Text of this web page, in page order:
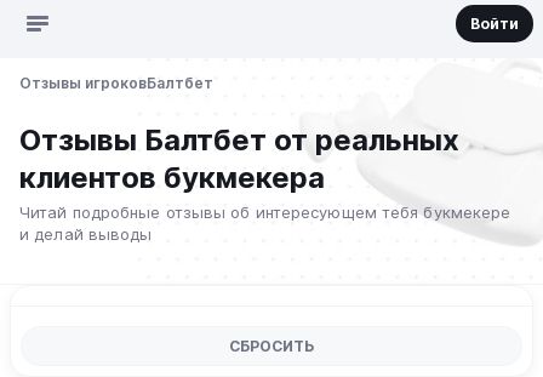
Войти
Отзывы игроковБалтбет
Отзывы Балтбет от реальных
клиентов букмекера
Читай подробные отзывы об интересующем тебя букмекере
и делай выводы
СБРОСИТЬ